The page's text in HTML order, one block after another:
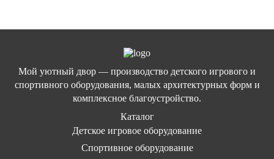
Мой уютный двор — производство детского игрового и
спортивного оборудования, малых архитектурных форм и
комплексное благоустройство.
Каталог
Детское игровое оборудование
Спортивное оборудование